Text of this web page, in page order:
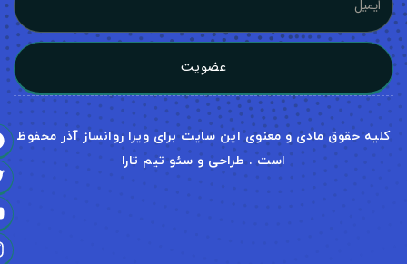
عضویت
حقوق مادی و معنوی این سایت برای ویرا روانساز آذر محفوظ
است . طراحی و سئو تیم تارا